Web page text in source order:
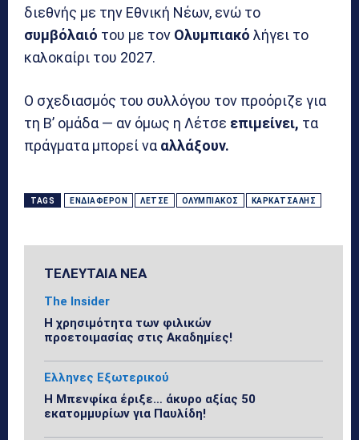
διεθνής με την Εθνική Νέων, ενώ το
συμβόλαιό του με τον Ολυμπιακό λήγει το
καλοκαίρι του 2027.
Ο σχεδιασμός του συλλόγου τον προόριζε για
τη Β’ ομάδα — αν όμως η Λέτσε επιμείνει, τα
πράγματα μπορεί νααλλάξουν.
TAGS ΕΝΔΙΑΦΈΡΟΝ ΛΈΤΣΕ ΟΛΥΜΠΙΑΚΌΣ ΚΑΡΚΑΤΣΆΛΗΣ
ΤΕΛΕΥΤΑΙΑ ΝΕΑ
The Insider
Η χρησιμότητα των φιλικών
προετοιμασίας στις Ακαδημίες!
Ελληνες Εξωτερικού
Η Μπενφίκα έριξε… άκυρο αξίας 50
εκατομμυρίων για Παυλίδη!